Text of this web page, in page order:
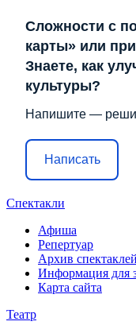
Сложности с
карты» или
Знаете, как
культуры?
Напишите —
Написать
Спектакли
Афиша
Репертуар
Архив спектаклей
Информация для
Карта сайта
Театр